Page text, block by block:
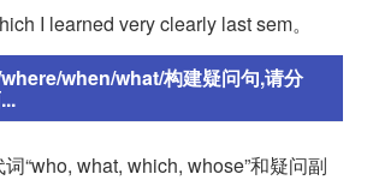
I learned very clearly last sem。
where/when/what/构建疑问句,请分
“who, what, which, whose”和疑问副